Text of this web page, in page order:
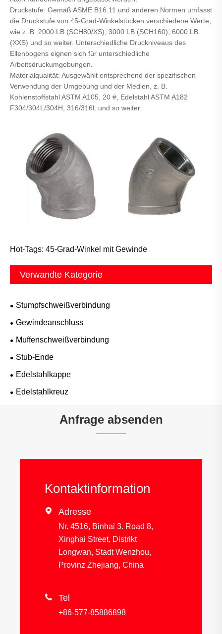
Druckstufe: Gemäß ASME B16.11 und anderen Normen umfasst
die Druckstufe von 45-Grad-Winkelstücken verschiedene Werte,
wie z. B. 2000 LB (SCH80/XS), 3000 LB (SCH160), 6000 LB
(XXS) und so weiter. Unterschiedliche Druckniveaus des
Ellenbogens eignen sich für unterschiedliche
Arbeitsdruckumgebungen.
Materialqualität: Ausgewählt entsprechend der spezifischen
Verwendung der Umgebung und der Medien, z. B.
Kohlenstoffstahl ASTM A105, 20 #, Edelstahl ASTM A182
F304/304L/304H, 316/316L und so weiter.
Hot-Tags: 45-Grad-Winkel mit Gewinde
Verwandte Kategorie
Stumpfschweißverbindung
Gewindeanschluss
Muffenschweißverbindung
Stub-Ende
Edelstahlkappe
Edelstahlkreuz
Anfrage absenden
Kontaktinformation
 Adresse
Nr. 4516, Binhai 3. Road 8,
Xinghai Street, Distrikt
Longwan, Stadt Wenzhou,
Provinz Zhejiang, China
 Tel
+86-577-85886898